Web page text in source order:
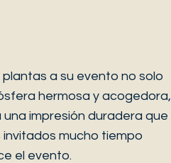
a su evento no solo
hermosa y acogedora,
impresión duradera que
mucho tiempo
el evento.